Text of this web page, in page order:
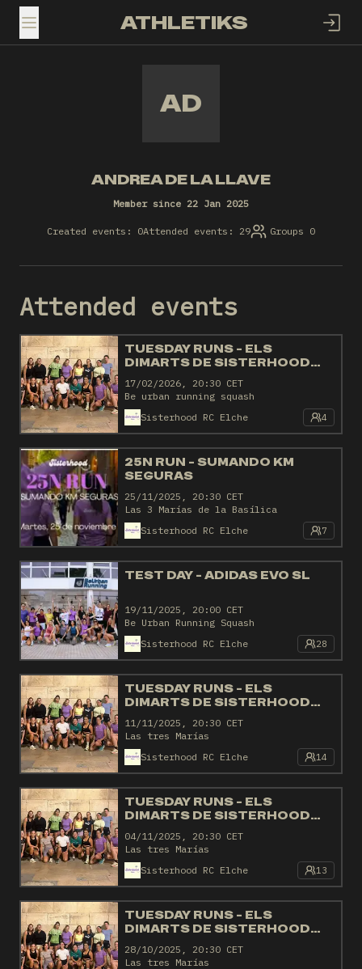
TOGGLE MENUATHLETIKS
AD
ANDREA DE LA LLAVE
Member since 22 Jan 2025
Created events: 0Attended events: 29 Groups 0
Attended events
TUESDAY RUNS - ELS
DIMARTS DE SISTERHOOD
17/02/2026, 20:30 CET
Be urban running squash
Sisterhood RC Elche
4
25N RUN - SUMANDO KM
SEGURAS
25/11/2025, 20:30 CET
Las 3 Marías de la Basílica
Sisterhood RC Elche
7
TEST DAY - ADIDAS EVO SL
19/11/2025, 20:00 CET
Be Urban Running Squash
Sisterhood RC Elche
28
TUESDAY RUNS - ELS
DIMARTS DE SISTERHOOD
11/11/2025, 20:30 CET
Las tres Marías
Sisterhood RC Elche
14
TUESDAY RUNS - ELS
DIMARTS DE SISTERHOOD
04/11/2025, 20:30 CET
Las tres Marías
Sisterhood RC Elche
13
TUESDAY RUNS - ELS
DIMARTS DE SISTERHOOD
28/10/2025, 20:30 CET
Las tres Marías